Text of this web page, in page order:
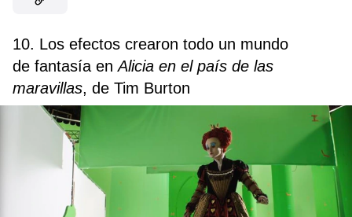
10. Los efectos crearon todo un mundo
de fantasía enAlicia en el país de las
maravillas, de Tim Burton